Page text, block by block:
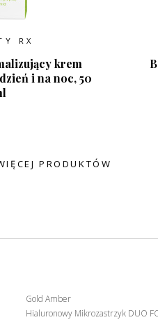
RX
krem
i na noc, 50
PRODUKTÓW
Gold Amber
Hialuronowy Mikrozastrzyk DUO